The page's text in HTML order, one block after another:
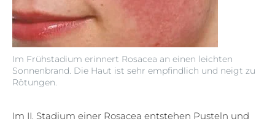
Im Frühstadium erinnert Rosacea an einen leichten
Sonnenbrand. Die Haut ist sehr empfindlich und neigt zu
Rötungen.
Im II. Stadium einer Rosacea entstehen Pusteln und